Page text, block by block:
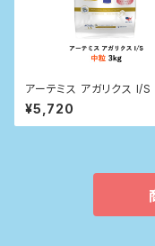
アーテミス アガリクス I/S
3kg
¥5,720